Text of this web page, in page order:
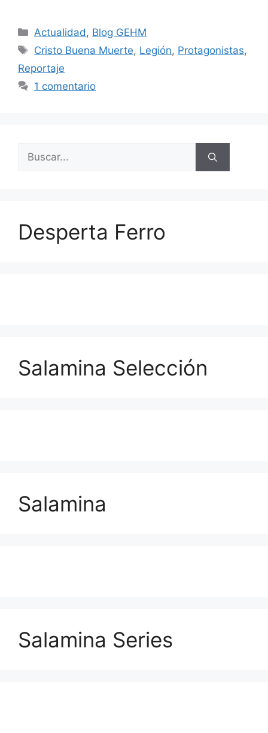
Categorías
Actualidad, Blog GEHM
Etiquetas
Cristo Buena Muerte, Legión, Protagonistas,
Reportaje
1 comentario
Buscar:
Desperta Ferro
Salamina Selección
Salamina
Salamina Series